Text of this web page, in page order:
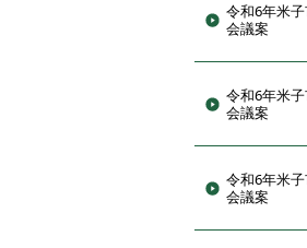
令和6年米
会議案
令和6年米
会議案
令和6年米
会議案